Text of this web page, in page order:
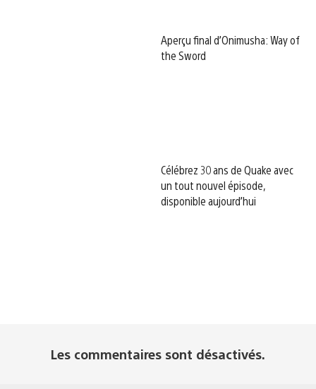
Aperçu final d’Onimusha: Way of
the Sword
Célébrez 30 ans de Quake avec
un tout nouvel épisode,
disponible aujourd’hui
Les commentaires sont désactivés.